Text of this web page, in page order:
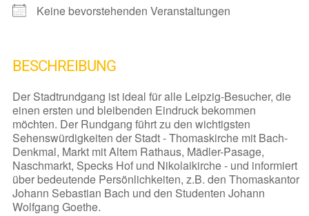
Keine bevorstehenden Veranstaltungen
BESCHREIBUNG
Der Stadtrundgang ist ideal für alle Leipzig-Besucher, die
einen ersten und bleibenden Eindruck bekommen
möchten. Der Rundgang führt zu den wichtigsten
Sehenswürdigkeiten der Stadt - Thomaskirche mit Bach-
Denkmal, Markt mit Altem Rathaus, Mädler-Pasage,
Naschmarkt, Specks Hof und Nikolaikirche - und informiert
über bedeutende Persönlichkeiten, z.B. den Thomaskantor
Johann Sebastian Bach und den Studenten Johann
Wolfgang Goethe.